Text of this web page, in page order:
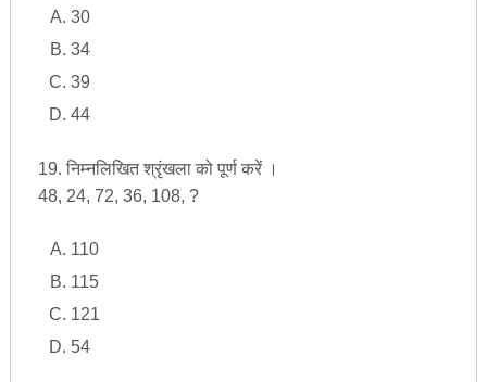
30
34
39
44
19. निम्नलिखित श्रृंखला को पूर्ण करें ।
48, 24, 72, 36, 108, ?
110
115
121
54